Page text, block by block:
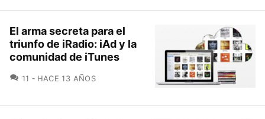
El arma secreta para el
triunfo de iRadio: iAd y la
comunidad de iTunes
11 COMENTARIOS
HACE 13 AÑOS